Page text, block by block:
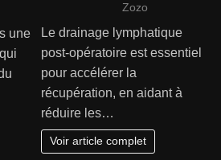
une
Zozo
Le drainage lymphatique
post-opératoire est essentiel
pour accélérer la
récupération, en aidant à
réduire les…
Voir article complet